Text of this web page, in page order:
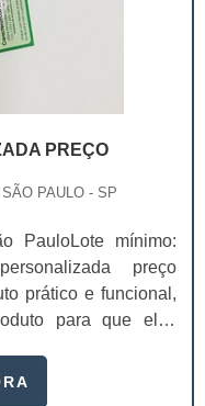
PREÇO
PAULO - SP
PauloLote mínimo:
preço
prático e funcional,
para que eles
também